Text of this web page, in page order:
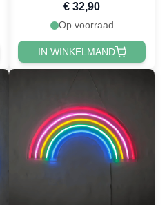
€ 32,90
Op voorraad
IN WINKELMAND